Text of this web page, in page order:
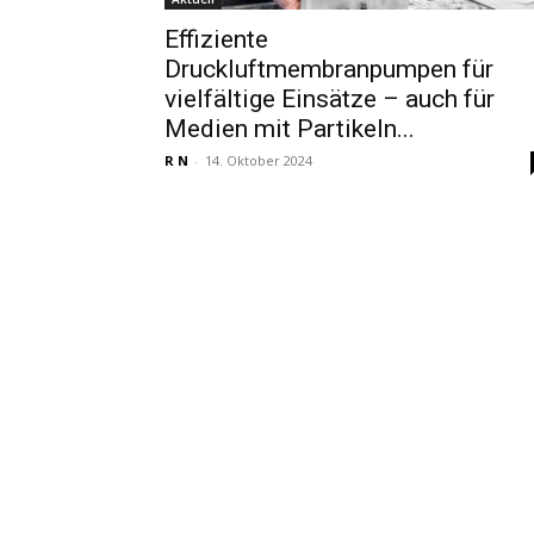
Effiziente
Druckluftmembranpumpen für
vielfältige Einsätze – auch für
Medien mit Partikeln...
R N - 14. Oktober 2024